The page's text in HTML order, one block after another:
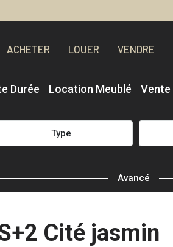
ACHETER LOUER VENDRE
Durée Location Meublé Vente
Type
Avancé
Cité jasmin